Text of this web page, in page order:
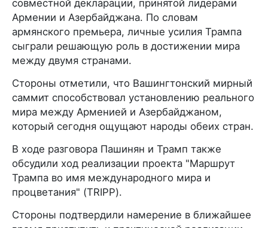
совместной декларации, принятой лидерами
Армении и Азербайджана. По словам
армянского премьера, личные усилия Трампа
сыграли решающую роль в достижении мира
между двумя странами.
Стороны отметили, что Вашингтонский мирный
саммит способствовал установлению реального
мира между Арменией и Азербайджаном,
который сегодня ощущают народы обеих стран.
В ходе разговора Пашинян и Трамп также
обсудили ход реализации проекта "Маршрут
Трампа во имя международного мира и
процветания" (TRIPP).
Стороны подтвердили намерение в ближайшее